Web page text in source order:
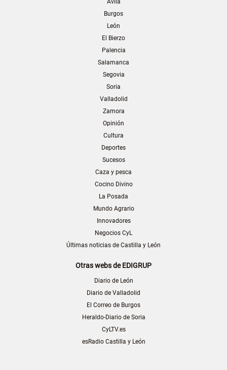
Ávila
Burgos
León
El Bierzo
Palencia
Salamanca
Segovia
Soria
Valladolid
Zamora
Opinión
Cultura
Deportes
Sucesos
Caza y pesca
Cocino Divino
La Posada
Mundo Agrario
Innovadores
Negocios CyL
Últimas noticias de Castilla y León
Otras webs de EDIGRUP
Diario de León
Diario de Valladolid
El Correo de Burgos
Heraldo-Diario de Soria
CyLTV.es
esRadio Castilla y León